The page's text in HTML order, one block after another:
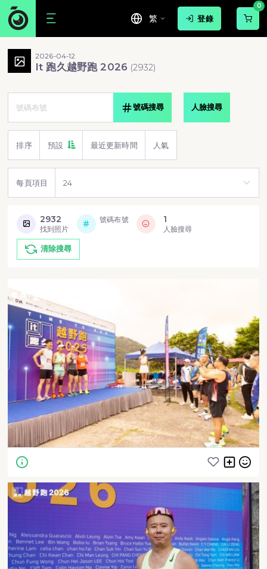
繁 登錄
0
2026-04-12
It 跑久越野跑 2026 (2932)
號碼搜尋 人臉搜尋
排序 預設 最近更新時間 人氣
每頁項目
2932
找到照片
號碼布號 1
人臉搜尋
清除搜尋